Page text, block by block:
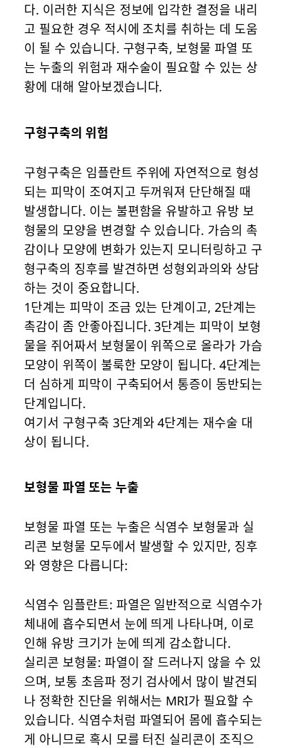
다. 이러한 지식은 정보에 입각한 결정을 내리
고 필요한 경우 적시에 조치를 취하는 데 도움
이 될 수 있습니다. 구형구축, 보형물 파열 또
는 누출의 위험과 재수술이 필요할 수 있는 상
황에 대해 알아보겠습니다.
구형구축의 위험
구형구축은 임플란트 주위에 자연적으로 형성
되는 피막이 조여지고 두꺼워져 단단해질 때
발생합니다. 이는 불편함을 유발하고 유방 보
형물의 모양을 변경할 수 있습니다. 가슴의 촉
감이나 모양에 변화가 있는지 모니터링하고 구
형구축의 징후를 발견하면 성형외과의와 상담
하는 것이 중요합니다.
1단계는 피막이 조금 있는 단계이고, 2단계는
촉감이 좀 안좋아집니다. 3단계는 피막이 보형
물을 쥐어짜서 보형물이 위쪽으로 올라가 가슴
모양이 위쪽이 불룩한 모양이 됩니다. 4단계는
더 심하게 피막이 구축되어서 통증이 동반되는
단계입니다.
여기서 구형구축 3단계와 4단계는 재수술 대
상이 됩니다.
보형물 파열 또는 누출
보형물 파열 또는 누출은 식염수 보형물과 실
리콘 보형물 모두에서 발생할 수 있지만, 징후
와 영향은 다릅니다:
식염수 임플란트: 파열은 일반적으로 식염수가
체내에 흡수되면서 눈에 띄게 나타나며, 이로
인해 유방 크기가 눈에 띄게 감소합니다.
실리콘 보형물: 파열이 잘 드러나지 않을 수 있
으며, 보통 초음파 정기 검사에서 많이 발견되
나 정확한 진단을 위해서는 MRI가 필요할 수
있습니다. 식염수처럼 파열되어 몸에 흡수되는
게 아니므로 혹시 모를 터진 실리콘이 조직으